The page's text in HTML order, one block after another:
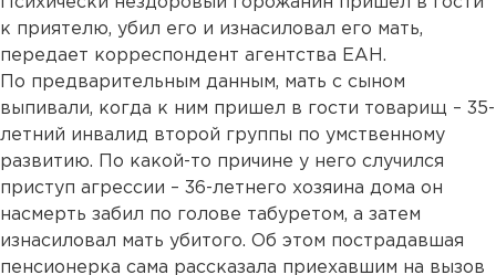
к приятелю, убил его и изнасиловал его мать,
передает корреспондент агентства ЕАН.
По предварительным данным, мать с сыном
выпивали, когда к ним пришел в гости товарищ – 35-
летний инвалид второй группы по умственному
развитию. По какой-то причине у него случился
приступ агрессии – 36-летнего хозяина дома он
насмерть забил по голове табуретом, а затем
изнасиловал мать убитого. Об этом пострадавшая
пенсионерка сама рассказала приехавшим на вызов